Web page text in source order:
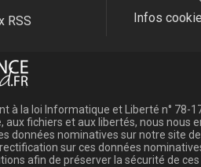
RSS
Infos
à la loi Informatique et Liberté n° 78-
aux fichiers et aux libertés, nous nous
données nominatives sur notre site
sur ces données
afin de préserver la sécurité de